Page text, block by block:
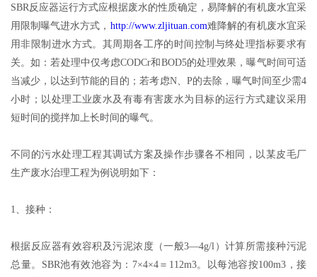
SBR反应器运行方式应根据废水的性质确定，易降解的有机废水宜采
用限制曝气进水方式， http://www.zljituan.com难降解的有机废水宜采
用非限制进水方式。其周期各工序的时间控制与终处理指标要求有
关。如：若处理中仅考虑CODCr和BOD5的处理效果，曝气时间可适
当减少，以达到节能的目的；若考虑N、P的去除，曝气时间至少需4
小时；以处理工业废水及有毒有害废水为目标的运行方式建议采用
短时间的搅拌加上长时间的曝气。
不同的污水处理工程其调试方案及操作步骤各不相同，以某皮毛厂
生产废水治理工程为例说明如下：
1、接种：
根据反应器有效容积及污泥浓度（一般3—4g/l）计算所需接种污泥
总量。SBR池有效池容为：7×4×4＝112m3。以每池容按100m3，接